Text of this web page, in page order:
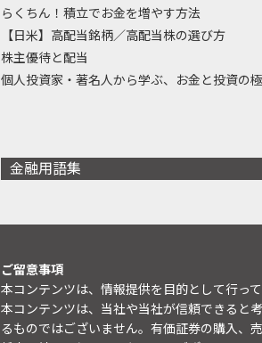
らくちん！積立でお金を増やす方法
【日米】高配当銘柄／高配当株の選び方
株主優待と配当
個人投資家・著名人から学ぶ、お金と投資の
金融用語集
ご留意事項
本コンテンツは、情報提供を目的として行って
本コンテンツは、当社や当社が信頼できると
るものではございません。有価証券の購入、